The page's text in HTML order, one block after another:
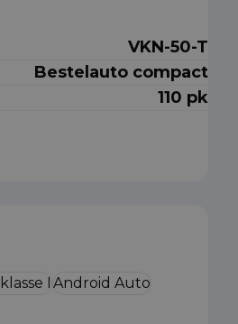
VKN-50-T
Bestelauto compact
110 pk
I Android Auto